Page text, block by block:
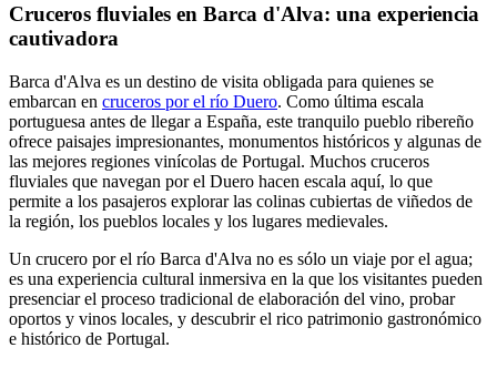
Cruceros fluviales en Barca d'Alva: una experiencia
cautivadora
Barca d'Alva es un destino de visita obligada para quienes se
embarcan en cruceros por el río Duero. Como última escala
portuguesa antes de llegar a España, este tranquilo pueblo ribereño
ofrece paisajes impresionantes, monumentos históricos y algunas de
las mejores regiones vinícolas de Portugal. Muchos cruceros
fluviales que navegan por el Duero hacen escala aquí, lo que
permite a los pasajeros explorar las colinas cubiertas de viñedos de
la región, los pueblos locales y los lugares medievales.
Un crucero por el río Barca d'Alva no es sólo un viaje por el agua;
es una experiencia cultural inmersiva en la que los visitantes pueden
presenciar el proceso tradicional de elaboración del vino, probar
oportos y vinos locales, y descubrir el rico patrimonio gastronómico
e histórico de Portugal.